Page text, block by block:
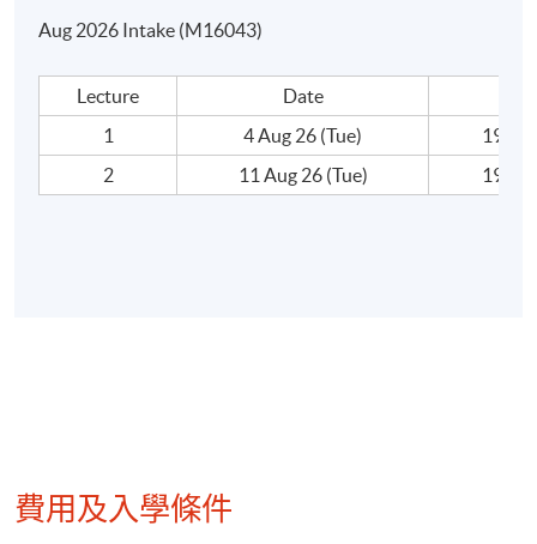
逢周二，7:00pm - 10:00pm
修業期
每講3小時
Aug 2026 Intake (M16043)
Lecture Date
1
4 Aug 26 (Tue)
2
11 Aug 26 (Tue)
費用及入學條件